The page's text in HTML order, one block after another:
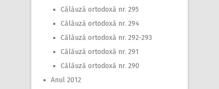
Călăuză ortodoxă nr. 295
Călăuză ortodoxă nr. 294
Călăuză ortodoxă nr. 292-293
Călăuză ortodoxă nr. 291
Călăuză ortodoxă nr. 290
Anul 2012